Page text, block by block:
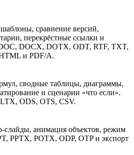
сравнение версий,
перекрёстные ссылки и
DOCX, DOTX, ODT, RTF, TXT,
и PDF/A.
сводные таблицы, диаграммы,
и сценарии «что если».
ODS, OTS, CSV.
слайды, анимация объектов, режим
PPTX, POTX, ODP, OTP и экспорт